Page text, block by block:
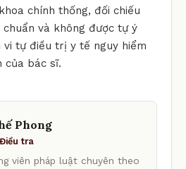
chính thống, đối chiếu
và không được tự ý
vi tự điều trị y tế nguy hiểm
của bác sĩ.
Phong
tra
viên pháp luật chuyên theo